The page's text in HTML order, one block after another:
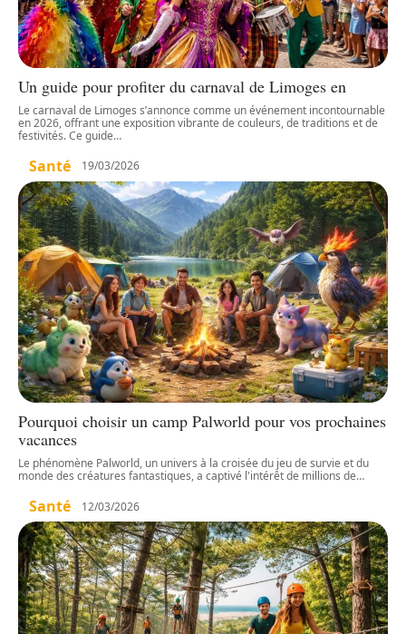
Un guide pour profiter du carnaval de Limoges en
Le carnaval de Limoges s’annonce comme un événement incontournable
en 2026, offrant une exposition vibrante de couleurs, de traditions et de
festivités. Ce guide…
Santé 19/03/2026
Pourquoi choisir un camp Palworld pour vos prochaines
vacances
Le phénomène Palworld, un univers à la croisée du jeu de survie et du
monde des créatures fantastiques, a captivé l'intérêt de millions de…
Santé 12/03/2026